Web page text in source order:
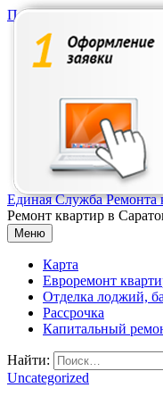
Перейти к содержимому
Единая Служба Ремонта
Ремонт квартир в
Меню
Карта
Евроремонт
Отделка лоджий,
Рассрочка
Капитальный
Найти:
Uncategorized